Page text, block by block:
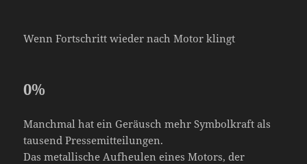
Wenn Fortschritt wieder nach Motor klingt
0%
Manchmal hat ein Geräusch mehr Symbolkraft als
tausend Pressemitteilungen.
Das metallische Aufheulen eines Motors, der